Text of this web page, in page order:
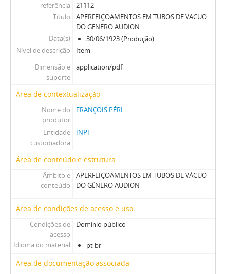
referência
21112
Título
APERFEIÇOAMENTOS EM TUBOS DE VACUO
DO GENERO AUDION
Data(s)
30/06/1923 (Produção)
Nível de descrição
Item
Dimensão e
suporte
application/pdf
Área de contextualização
Nome do
produtor
FRANÇOIS PÉRI
Entidade
custodiadora
INPI
Área de conteúdo e estrutura
Âmbito e
conteúdo
APERFEIÇOAMENTOS EM TUBOS DE VÁCUO
DO GÊNERO AUDION
Área de condições de acesso e uso
Condições de
acesso
Domínio público
Idioma do material pt-br
Área de documentação associada